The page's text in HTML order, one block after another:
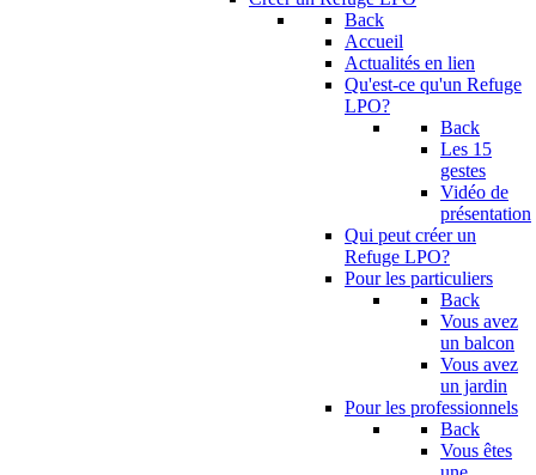
Back
Accueil
Actualités en lien
Qu'est-ce qu'un Refuge
LPO?
Back
Les 15
gestes
Vidéo de
présentation
Qui peut créer un
Refuge LPO?
Pour les particuliers
Back
Vous avez
un balcon
Vous avez
un jardin
Pour les professionnels
Back
Vous êtes